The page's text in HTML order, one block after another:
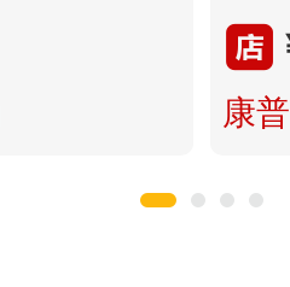
康